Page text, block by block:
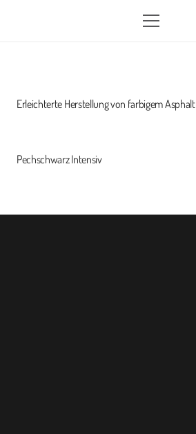
Erleichterte Herstellung von farbigem Asphalt
Pechschwarz Intensiv